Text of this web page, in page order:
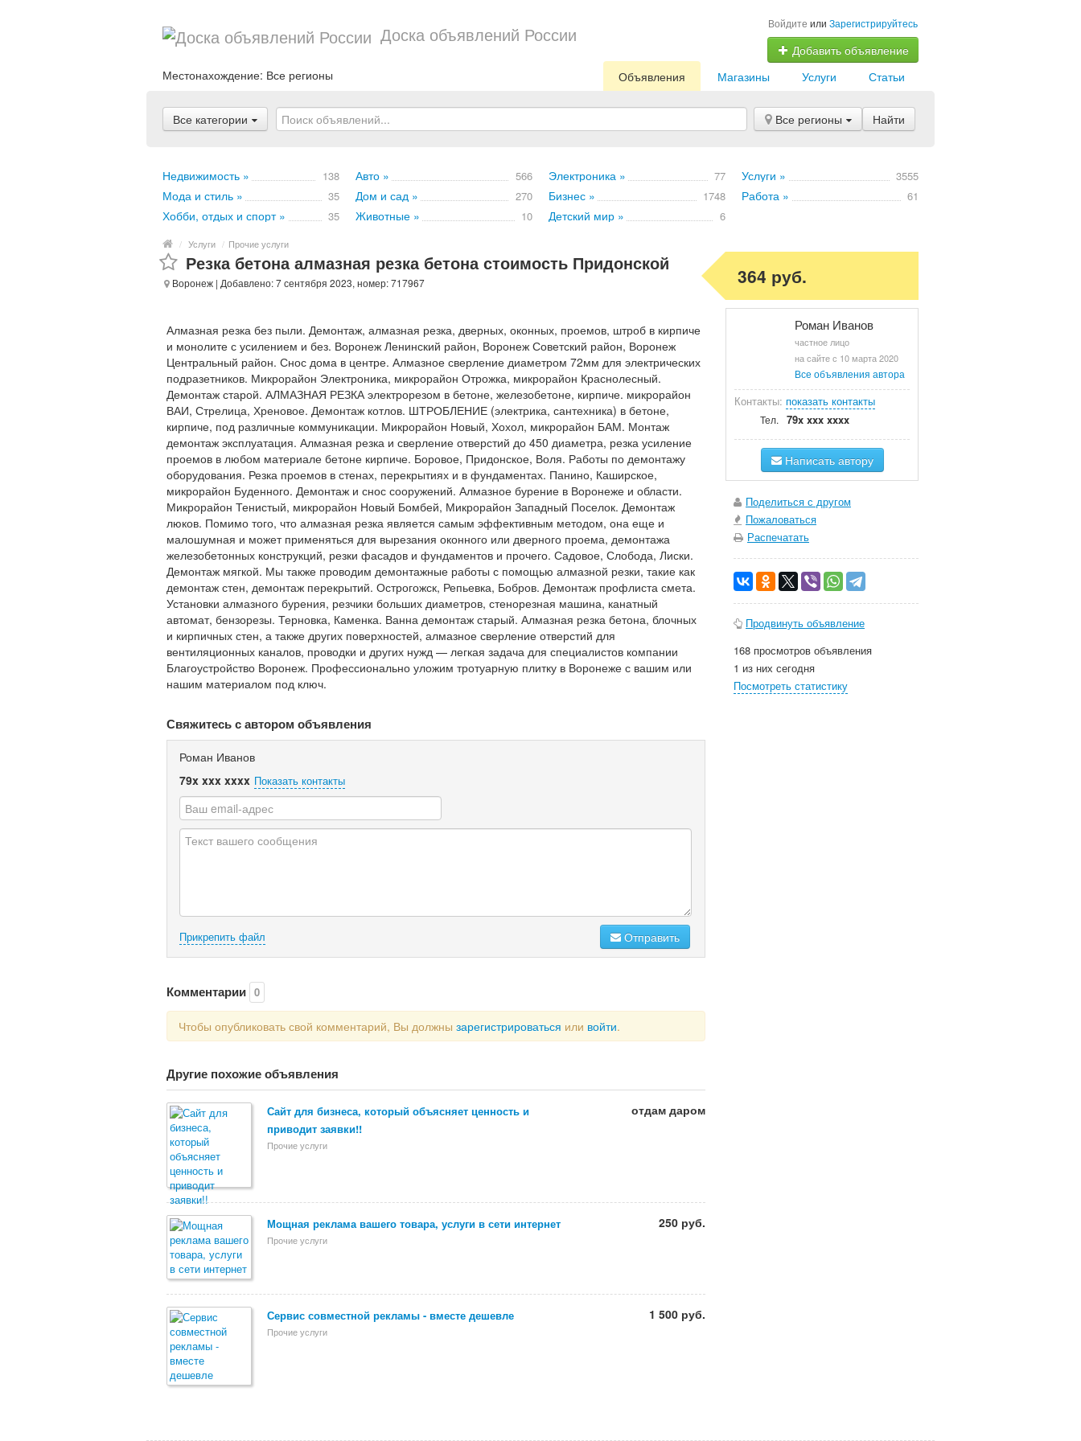
Доска объявлений России Войдите или Зарегистрируйтесь
Добавить объявление
Местонахождение: Все регионы Статьи
Услуги
Магазины
Объявления
Все категории Все регионы Найти
Недвижимость » 138 Авто » 566 Электроника » 77 Услуги » 3555
Мода и стиль » 35 Дом и сад » 270 Бизнес » 1748 Работа » 61
Хобби, отдых и спорт » 35 Животные » 10 Детский мир » 6
/ Услуги / Прочие услуги
Резка бетона алмазная резка бетона стоимость Придонской
Воронеж | Добавлено: 7 сентября 2023, номер: 717967
Алмазная резка без пыли. Демонтаж, алмазная резка, дверных, оконных, проемов, штроб в кирпиче
и монолите с усилением и без. Воронеж Ленинский район, Воронеж Советский район, Воронеж
Центральный район. Снос дома в центре. Алмазное сверление диаметром 72мм для электрических
подразетников. Микрорайон Электроника, микрорайон Отрожка, микрорайон Краснолесный.
Демонтаж старой. АЛМАЗНАЯ РЕЗКА электрорезом в бетоне, железобетоне, кирпиче. микрорайон
ВАИ, Стрелица, Хреновое. Демонтаж котлов. ШТРОБЛЕНИЕ (электрика, сантехника) в бетоне,
кирпиче, под различные коммуникации. Микрорайон Новый, Хохол, микрорайон БАМ. Монтаж
демонтаж эксплуатация. Алмазная резка и сверление отверстий до 450 диаметра, резка усиление
проемов в любом материале бетоне кирпиче. Боровое, Придонское, Воля. Работы по демонтажу
оборудования. Резка проемов в стенах, перекрытиях и в фундаментах. Панино, Каширское,
микрорайон Буденного. Демонтаж и снос сооружений. Алмазное бурение в Воронеже и области.
Микрорайон Тенистый, микрорайон Новый Бомбей, Микрорайон Западный Поселок. Демонтаж
люков. Помимо того, что алмазная резка является самым эффективным методом, она еще и
малошумная и может применяться для вырезания оконного или дверного проема, демонтажа
железобетонных конструкций, резки фасадов и фундаментов и прочего. Садовое, Слобода, Лиски.
Демонтаж мягкой. Мы также проводим демонтажные работы с помощью алмазной резки, такие как
демонтаж стен, демонтаж перекрытий. Острогожск, Репьевка, Бобров. Демонтаж профлиста смета.
Установки алмазного бурения, резчики больших диаметров, стенорезная машина, канатный
автомат, бензорезы. Терновка, Каменка. Ванна демонтаж старый. Алмазная резка бетона, блочных
и кирпичных стен, а также других поверхностей, алмазное сверление отверстий для
вентиляционных каналов, проводки и других нужд — легкая задача для специалистов компании
Благоустройство Воронеж. Профессионально уложим тротуарную плитку в Воронеже с вашим или
нашим материалом под ключ.
Свяжитесь с автором объявления
Роман Иванов
79x xxx xxxx Показать контакты
Прикрепить файл Отправить
Комментарии 0
Чтобы опубликовать свой комментарий, Вы должны зарегистрироваться или войти.
Другие похожие объявления
Сайт для бизнеса, который объясняет ценность и
приводит заявки!!
Прочие услуги
отдам даром
Мощная реклама вашего товара, услуги в сети интернет
Прочие услуги
250 руб.
Сервис совместной рекламы - вместе дешевле
Прочие услуги
1 500 руб.
364 руб.
Роман Иванов
частное лицо
на сайте с 10 марта 2020
Все объявления автора
Контакты: показать контакты
Тел. 79x xxx xxxx
Написать автору
Поделиться с другом
Пожаловаться
Распечатать
Продвинуть объявление
168 просмотров объявления
1 из них сегодня
Посмотреть статистику